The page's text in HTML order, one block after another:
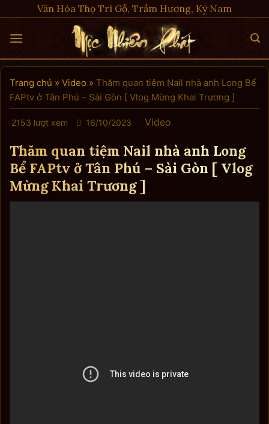
to
content
Văn Hóa Thọ Trì Gỗ, Trầm Hương, Kỳ Nam
Trang chủ » Video » Thăm quan tiệm Nail nhà anh Long Bể
FAPtv ở Tân Phú – Sài Gòn [ Vlog Mừng Khai Trương ]
2153 lượt xem 16/10/2023 Video
Thăm quan tiệm Nail nhà anh Long
Bể FAPtv ở Tân Phú – Sài Gòn [ Vlog
Mừng Khai Trương ]